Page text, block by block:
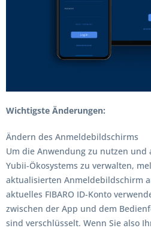
Wichtigste Änderungen:
Ändern des Anmeldebildschirms
Um die Anwendung zu nutzen und
Yubii-Ökosystems zu verwalten,
aktualisierten Anmeldebildschirm
aktuelles FIBARO ID-Konto
zwischen der App und dem
sind verschlüsselt. Wenn Sie also